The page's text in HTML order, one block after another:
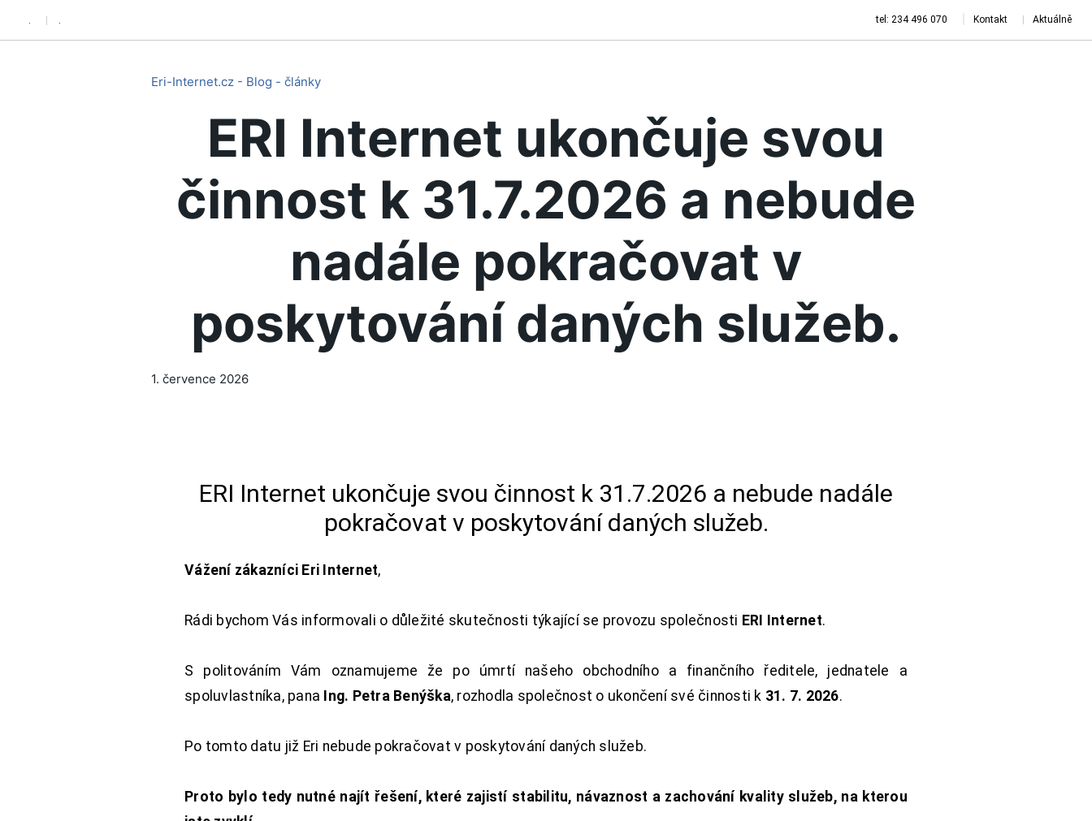
. . tel: 234 496 070 Kontakt Aktuálně
Eri-Internet.cz - Blog - články
ERI Internet ukončuje svou
činnost k 31.7.2026 a nebude
nadále pokračovat v
poskytování daných služeb.
1. července 2026
ERI Internet ukončuje svou činnost k 31.7.2026 a nebude nadále
pokračovat v poskytování daných služeb.
Vážení zákazníci Eri Internet,
Rádi bychom Vás informovali o důležité skutečnosti týkající se provozu společnosti ERI Internet.
S politováním Vám oznamujeme že po úmrtí našeho obchodního a finančního ředitele, jednatele a
spoluvlastníka, pana Ing. Petra Benýška, rozhodla společnost o ukončení své činnosti k 31. 7. 2026.
Po tomto datu již Eri nebude pokračovat v poskytování daných služeb.
Proto bylo tedy nutné najít řešení, které zajistí stabilitu, návaznost a zachování kvality služeb, na kterou